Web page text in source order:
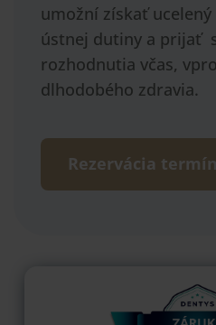
umožní získať
ústnej dutiny a prijať
rozhodnutia včas,
dlhodobého zdravia.
Rezervácia